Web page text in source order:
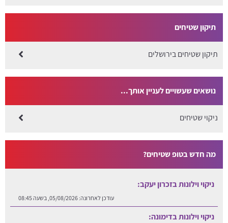
תיקון שטיחים
תיקון שטיחים בירושלים
נושאים שעשויים לעניין אותך...
ניקוי שטיחים
מה חדש בטופ שטיחים?
ניקוי וילונות בזכרון יעקב:
עודכן לאחרונה: 05/08/2026, בשעה 08:45
ניקוי וילונות בדימונה: